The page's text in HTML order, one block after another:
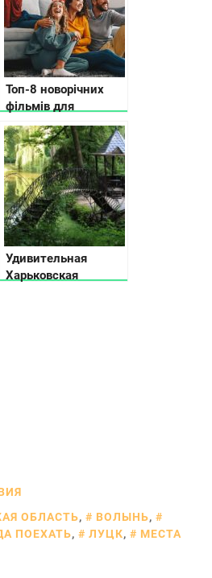
Топ-8 новорічних
фільмів для
сімейного перегляду
Удивительная
Харьковская
ОБЛАСТЬ, ВОЛЫНЬ,
ПОЕХАТЬ, ЛУЦК, МЕСТА